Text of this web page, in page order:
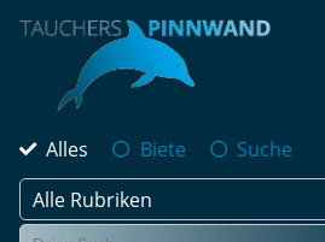
Alles Biete
Suche
Alle Rubriken